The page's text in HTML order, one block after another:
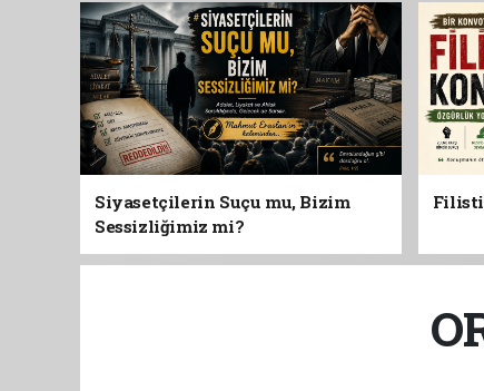
Siyasetçilerin Suçu mu, Bizim
Sessizliğimiz mi?